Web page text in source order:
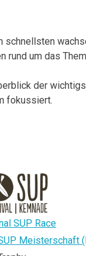
schnellsten
rund um das
der
fokussiert.
SUP Race
Meisterschaft